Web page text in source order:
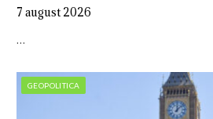
7 august 2026
…
GEOPOLITICA